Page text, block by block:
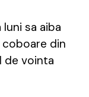
sa aiba
coboare din
de vointa